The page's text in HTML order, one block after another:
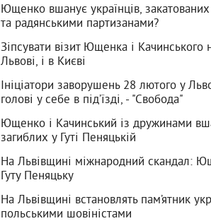
Ющенко вшанує українців,
та радянськими партизанами?
Зіпсувати візит Ющенка і Качинського
Львові, і в Києві
Ініціатори заворушень 28 лютого у
голові у себе в під’їзді, - "Свобода"
Ющенко і Качинський із дружинами
загиблих у Гуті Пеняцькій
На Львівщині міжнародний скандал:
Гуту Пеняцьку
На Львівщині встановлять пам’ятник
польськими шовіністами